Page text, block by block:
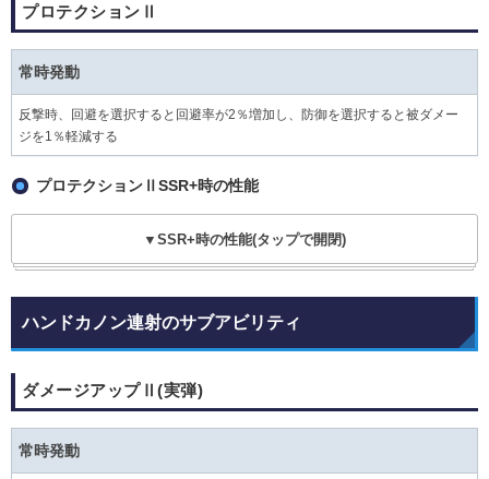
プロテクションⅡ
常時発動
反撃時、回避を選択すると回避率が2％増加し、防御を選択すると被ダメー
ジを1％軽減する
プロテクションⅡSSR+時の性能
▼SSR+時の性能(タップで開閉)
ハンドカノン連射のサブアビリティ
ダメージアップⅡ(実弾)
常時発動